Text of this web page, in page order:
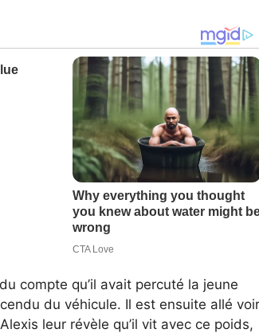
compte qu’il avait percuté la jeune
du véhicule. Il est ensuite allé voir
leur révèle qu’il vit avec ce poids,